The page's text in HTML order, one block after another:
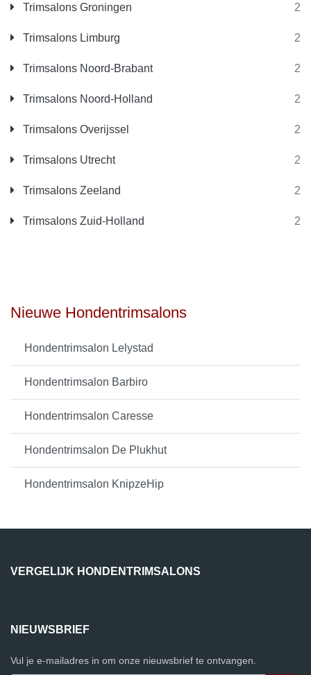
Trimsalons Groningen 2
Trimsalons Limburg 2
Trimsalons Noord-Brabant 2
Trimsalons Noord-Holland 2
Trimsalons Overijssel 2
Trimsalons Utrecht 2
Trimsalons Zeeland 2
Trimsalons Zuid-Holland 2
Nieuwe Hondentrimsalons
Hondentrimsalon Lelystad
Hondentrimsalon Barbiro
Hondentrimsalon Caresse
Hondentrimsalon De Plukhut
Hondentrimsalon KnipzeHip
VERGELIJK HONDENTRIMSALONS
NIEUWSBRIEF
Vul je e-mailadres in om onze nieuwsbrief te ontvangen.